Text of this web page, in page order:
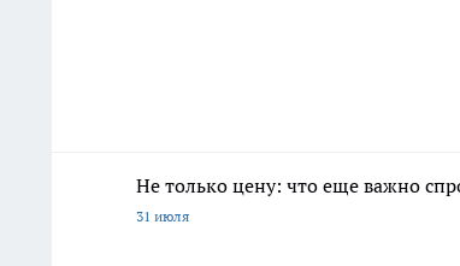
Не только цену: что еще важно
31 июля